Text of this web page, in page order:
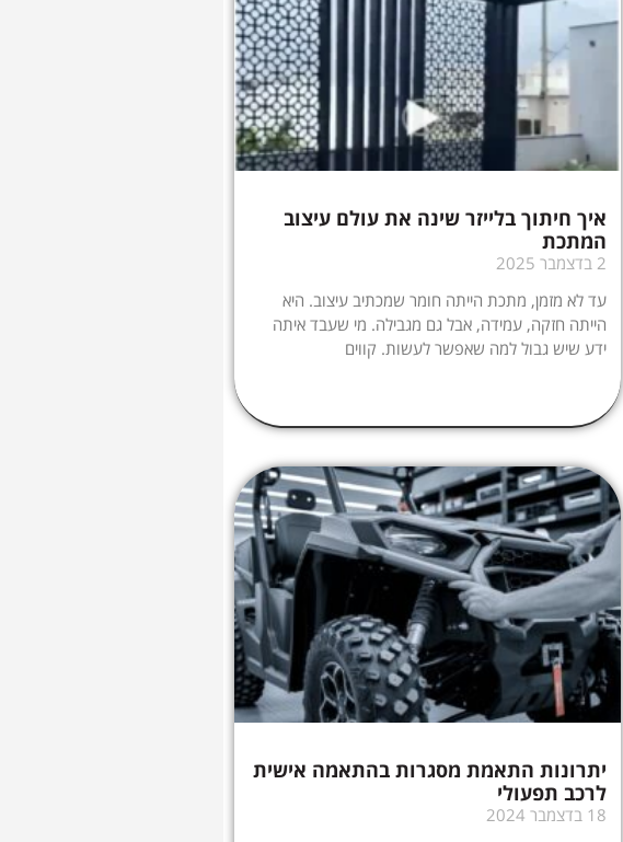
איך חיתוך בלייזר שינה את עולם עיצוב
המתכת
2 בדצמבר 2025
עד לא מזמן, מתכת הייתה חומר שמכתיב עיצוב. היא
הייתה חזקה, עמידה, אבל גם מגבילה. מי שעבד איתה
ידע שיש גבול למה שאפשר לעשות. קווים
יתרונות התאמת מסגרות בהתאמה אישית
לרכב תפעולי
18 בדצמבר 2024